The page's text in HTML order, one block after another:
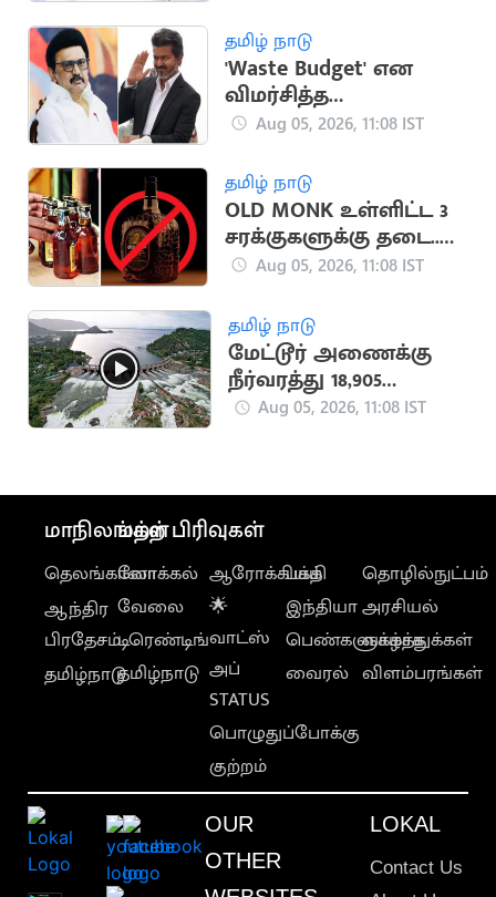
தமிழ் நாடு
'Waste Budget' என
விமர்சித்த
மு.க.ஸ்டாலினுக்கு
பதிலடி
Aug 05, 2026, 11:08 IST
தமிழ் நாடு
OLD MONK உள்ளிட்ட 3
சரக்குகளுக்கு தடை..
மதுபிரியர்களுக்கு
Aug 05, 2026, 11:08 IST
தமிழ் நாடு
மேட்டூர் அணைக்கு
நீர்வரத்து 18,905
கனஅடியாக அதிகரிப்பு
Aug 05, 2026, 11:08 IST
மாநிலங்கள்
தெலங்கானா
ஆந்திர
பிரதேசம்
தமிழ்நாடு
மற்ற பிரிவுகள்
லோக்கல்
வேலை
டிரெண்டிங்
தமிழ்நாடு
ஆரோக்கியம்
🌟
வாட்ஸ்
அப்
STATUS
பொழுதுப்போக்கு
குற்றம்
பக்தி
இந்தியா
பெண்களுக்காக
வைரல்
தொழில்நுட்பம்
அரசியல்
வாழ்த்துக்கள்
விளம்பரங்கள்
OUR
OTHER
LOKAL
Contact Us